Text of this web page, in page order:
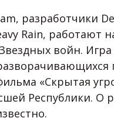
разработчики
Rain, работают
войн. Игра
«Скрытая
Республики. О